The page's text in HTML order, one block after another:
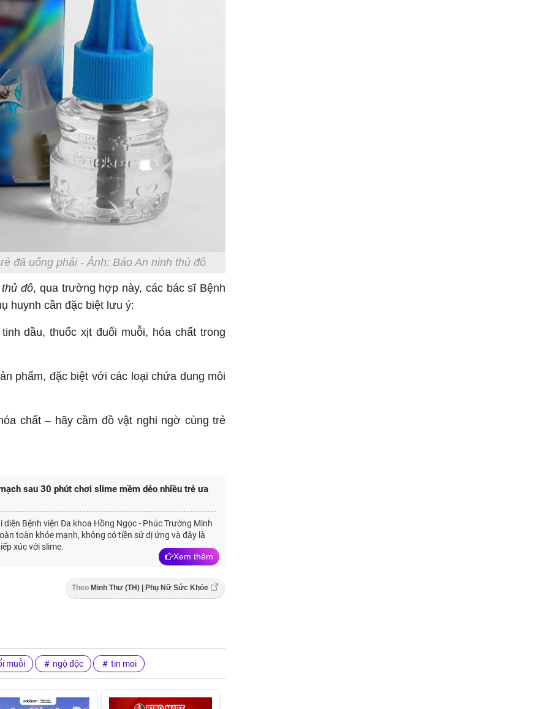
đã uống phải - Ảnh: Báo An ninh thủ đô
đô, qua trường hợp này, các bác sĩ Bệnh
huynh cần đặc biệt lưu ý:
dầu, thuốc xịt đuổi muỗi, hóa chất trong
phẩm, đặc biệt với các loại chứa dung môi
chất – hãy cầm đồ vật nghi ngờ cùng trẻ
sau 30 phút chơi slime mềm dẻo nhiều trẻ ưa
diện Bệnh viện Đa khoa Hồng Ngọc - Phúc Trường Minh
toàn khỏe mạnh, không có tiền sử dị ứng và đây là
xúc với slime.
Xem thêm
Theo Minh Thư (TH) | Phụ Nữ Sức Khỏe
muỗi ngộ độc tin moi